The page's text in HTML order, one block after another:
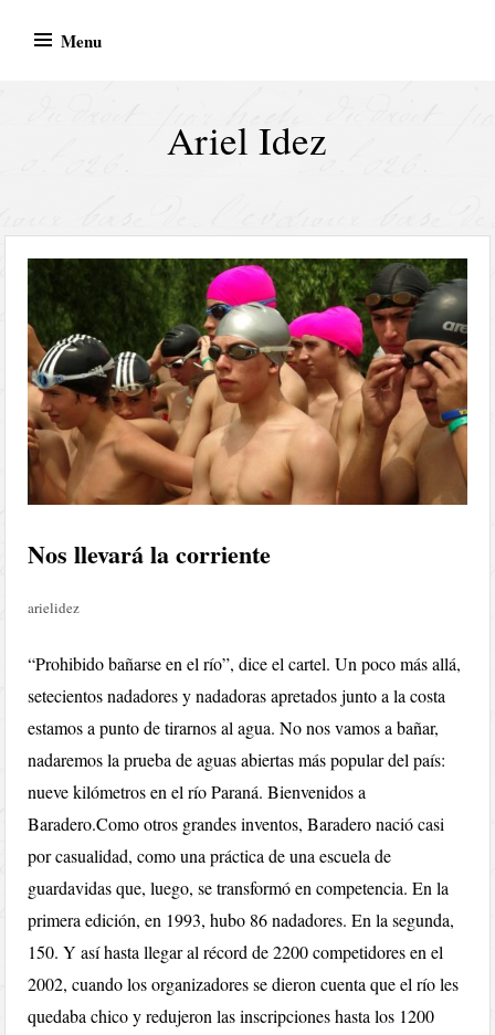
Menu
Ariel Idez
Nos llevará la corriente
arielidez
“Prohibido bañarse en el río”, dice el cartel. Un poco más allá,
setecientos nadadores y nadadoras apretados junto a la costa
estamos a punto de tirarnos al agua. No nos vamos a bañar,
nadaremos la prueba de aguas abiertas más popular del país:
nueve kilómetros en el río Paraná. Bienvenidos a
Baradero.Como otros grandes inventos, Baradero nació casi
por casualidad, como una práctica de una escuela de
guardavidas que, luego, se transformó en competencia. En la
primera edición, en 1993, hubo 86 nadadores. En la segunda,
150. Y así hasta llegar al récord de 2200 competidores en el
2002, cuando los organizadores se dieron cuenta que el río les
quedaba chico y redujeron las inscripciones hasta los 1200